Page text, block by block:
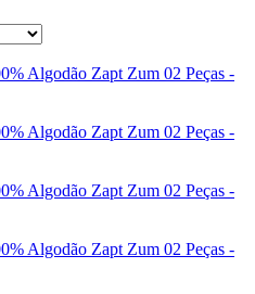
Algodão Zapt Zum 02 Peças -
Algodão Zapt Zum 02 Peças -
Algodão Zapt Zum 02 Peças -
Algodão Zapt Zum 02 Peças -